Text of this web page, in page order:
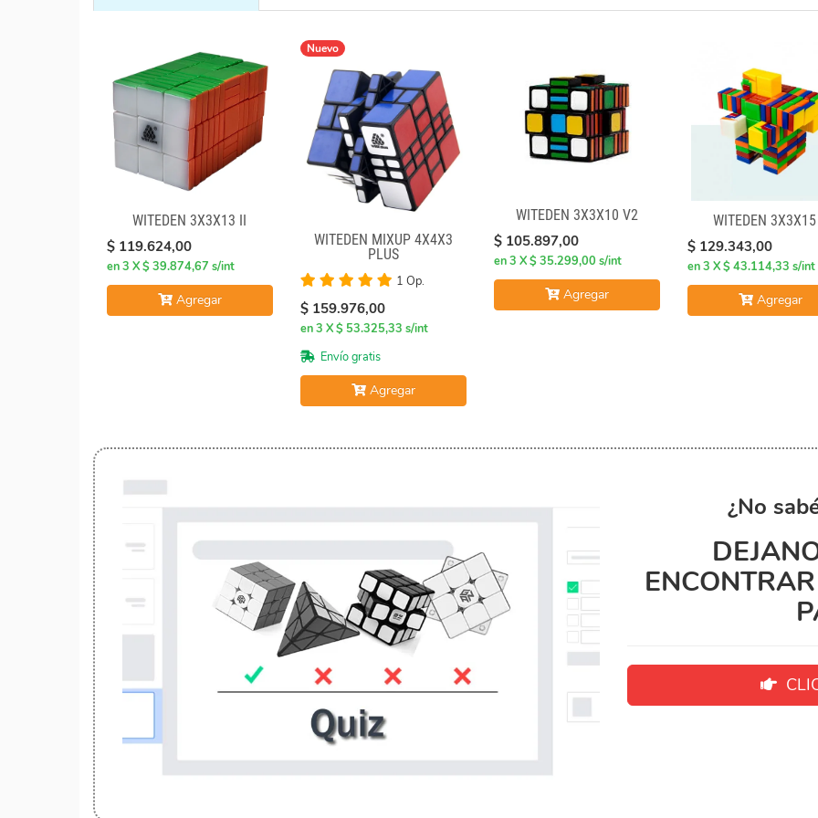
WITEDEN 3X3X13 II
$ 119.624,00
en 3 X $ 39.874,67 s/int
Agregar
Nuevo
WITEDEN MIXUP 4X4X3
PLUS
1 Op.
$ 159.976,00
en 3 X $ 53.325,33 s/int
Envío gratis
Agregar
WITEDEN 3X3X10 V2
$ 105.897,00
en 3 X $ 35.299,00 s/int
Agregar
WITEDEN
$ 129.343,00
en 3 X $ 43.114,33 s/int
Agregar
¿No